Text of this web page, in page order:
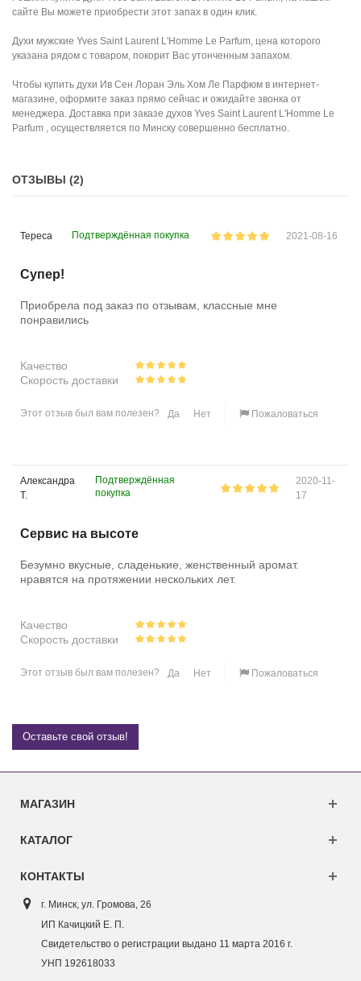
сайте Вы можете приобрести этот запах в один клик.
Духи мужские Yves Saint Laurent L'Homme Le Parfum, цена которого
указана рядом с товаром, покорит Вас утонченным запахом.
Чтобы купить духи Ив Сен Лоран Эль Хом Ле Парфюм в интернет-
магазине, оформите заказ прямо сейчас и ожидайте звонка от
менеджера. Доставка при заказе духов Yves Saint Laurent L'Homme Le
Parfum , осуществляется по Минску совершенно бесплатно.
ОТЗЫВЫ (2)
Тереса Подтверждённая покупка 2021-08-16
Супер!
Приобрела под заказ по отзывам, классные мне
понравились
Качество
Скорость доставки
Этот отзыв был вам полезен? Да Нет Пожаловаться
Александра
Т.
Подтверждённая
покупка
2020-11-
17
Сервис на высоте
Безумно вкусные, сладенькие, женственный аромат.
нравятся на протяжении нескольких лет.
Качество
Скорость доставки
Этот отзыв был вам полезен? Да Нет Пожаловаться
Оставьте свой отзыв!
МАГАЗИН
КАТАЛОГ
КОНТАКТЫ
г. Минск, ул. Громова, 26
ИП Качицкий Е. П.
Свидетельство о регистрации выдано 11 марта 2016 г.
УНП 192618033